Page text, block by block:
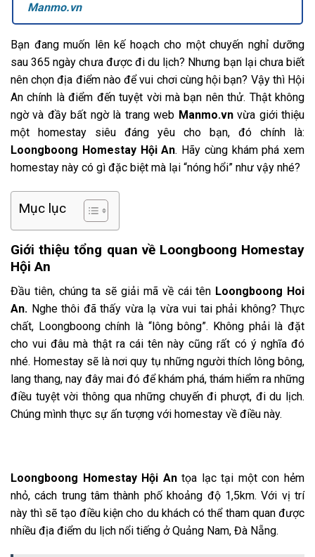
Manmo.vn
Bạn đang muốn lên kế hoạch cho một chuyến nghỉ dưỡng
sau 365 ngày chưa được đi du lịch? Nhưng bạn lại chưa biết
nên chọn địa điểm nào để vui chơi cùng hội bạn? Vậy thì Hội
An chính là điểm đến tuyệt vời mà bạn nên thử. Thật không
ngờ và đầy bất ngờ là trang web Manmo.vnvừa giới thiệu
một homestay siêu đáng yêu cho bạn, đó chính là:
Loongboong Homestay Hội An. Hãy cùng khám phá xem
homestay này có gì đặc biệt mà lại “nóng hổi” như vậy nhé?
Mục lục
Giới thiệu tổng quan về Loongboong Homestay
Hội An
Đầu tiên, chúng ta sẽ giải mã về cái tên Loongboong Hoi
An. Nghe thôi đã thấy vừa lạ vừa vui tai phải không? Thực
chất, Loongboong chính là “lông bông”. Không phải là đặt
cho vui đâu mà thật ra cái tên này cũng rất có ý nghĩa đó
nhé. Homestay sẽ là nơi quy tụ những người thích lông bông,
lang thang, nay đây mai đó để khám phá, thám hiểm ra những
điều tuyệt vời thông qua những chuyến đi phượt, đi du lịch.
Chúng mình thực sự ấn tượng với homestay về điều này.
Loongboong Homestay Hội Antọa lạc tại một con hẻm
nhỏ, cách trung tâm thành phố khoảng độ 1,5km. Với vị trí
này thì sẽ tạo điều kiện cho du khách có thể tham quan được
nhiều địa điểm du lịch nổi tiếng ở Quảng Nam, Đà Nẵng.